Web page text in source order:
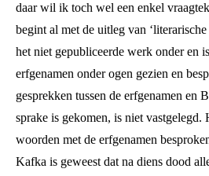
daar wil ik toch wel een enkel
begint al met de uitleg van
het niet gepubliceerde werk onder en
erfgenamen onder ogen gezien en
gesprekken tussen de erfgenamen en
sprake is gekomen, is niet vastgelegd.
woorden met de erfgenamen
Kafka is geweest dat na diens dood